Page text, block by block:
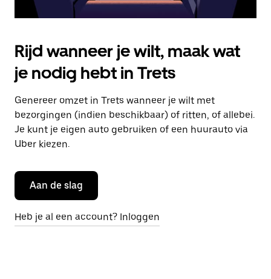
Rijd wanneer je wilt, maak wat
je nodig hebt in Trets
Genereer omzet in Trets wanneer je wilt met
bezorgingen (indien beschikbaar) of ritten, of allebei.
Je kunt je eigen auto gebruiken of een huurauto via
Uber kiezen.
Aan de slag
Heb je al een account? Inloggen